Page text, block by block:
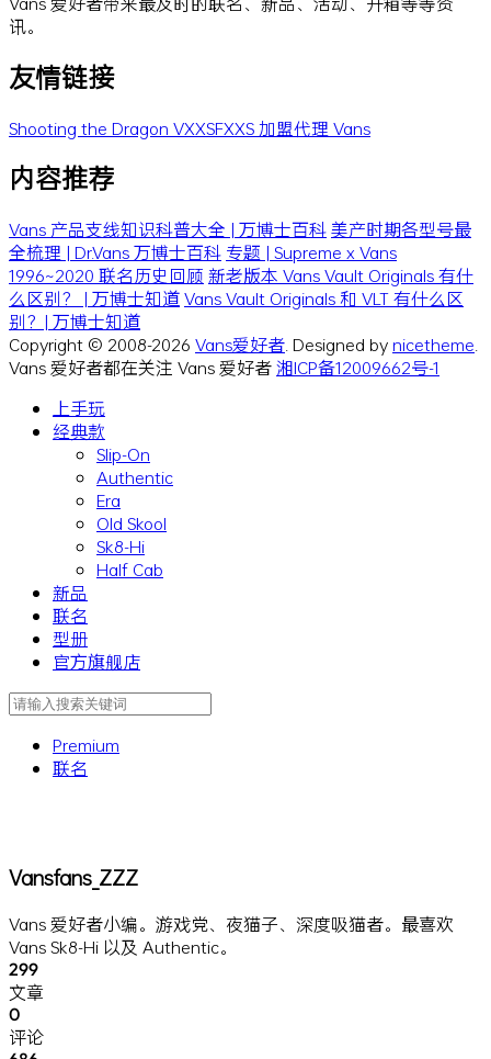
讯。
友情链接
Shooting the Dragon VXXSFXXS加盟代理 Vans
内容推荐
Vans 产品支线知识科普大全 | 万博士百科美产时期各型号最
全梳理 | Dr.Vans 万博士百科 专题 | Supreme x Vans
1996~2020 联名历史回顾 新老版本 Vans Vault Originals 有什
么区别？ | 万博士知道Vans Vault Originals 和 VLT 有什么区
别？| 万博士知道
Copyright © 2008-2026 Vans爱好者. Designed bynicetheme.
Vans 爱好者都在关注 Vans 爱好者湘ICP备12009662号-1
上手玩
经典款
Slip-On
Authentic
Era
Old Skool
Sk8-Hi
Half Cab
新品
联名
型册
官方旗舰店
Premium
联名
Vansfans_ZZZ
Vans 爱好者小编。游戏党、夜猫子、深度吸猫者。最喜欢
Vans Sk8-Hi 以及 Authentic。
299
文章
0
评论